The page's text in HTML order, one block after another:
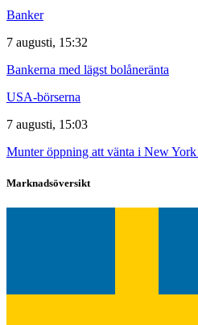
Banker
7 augusti, 15:32
Bankerna med lägst bolåneränta
USA-börserna
7 augusti, 15:03
Munter öppning att vänta i New
Marknadsöversikt